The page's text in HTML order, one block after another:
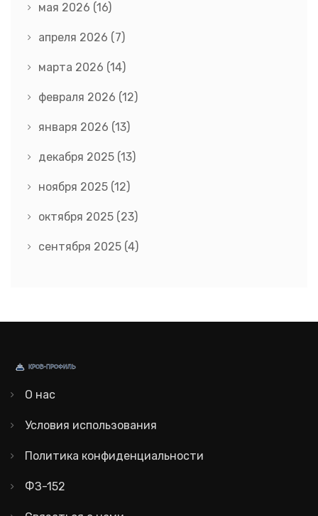
мая 2026 (16)
апреля 2026 (7)
марта 2026 (14)
февраля 2026 (12)
января 2026 (13)
декабря 2025 (13)
ноября 2025 (12)
октября 2025 (23)
сентября 2025 (4)
О нас
Условия использования
Политика конфиденциальности
ФЗ-152